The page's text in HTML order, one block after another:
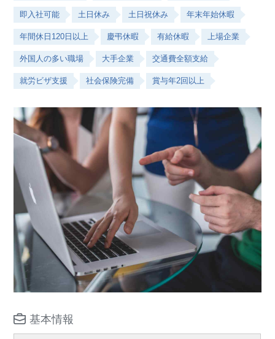
即入社可能 土日休み 土日祝休み 年末年始休暇
年間休日120日以上 慶弔休暇 有給休暇 上場企業
外国人の多い職場 大手企業 交通費全額支給
就労ビザ支援 社会保険完備 賞与年2回以上
基本情報